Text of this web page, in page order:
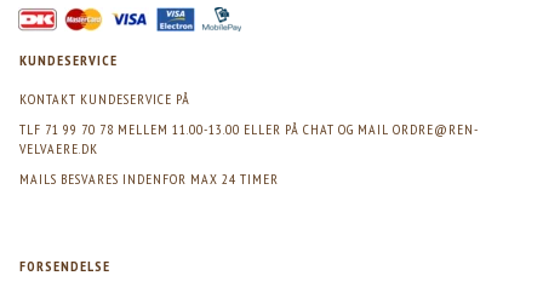
KUNDESERVICE
KONTAKT KUNDESERVICE PÅ
TLF 71 99 70 78 MELLEM 11.00-13.00 ELLER PÅ CHAT OG MAIL ORDRE@REN-
VELVAERE.DK
MAILS BESVARES INDENFOR MAX 24 TIMER
FORSENDELSE